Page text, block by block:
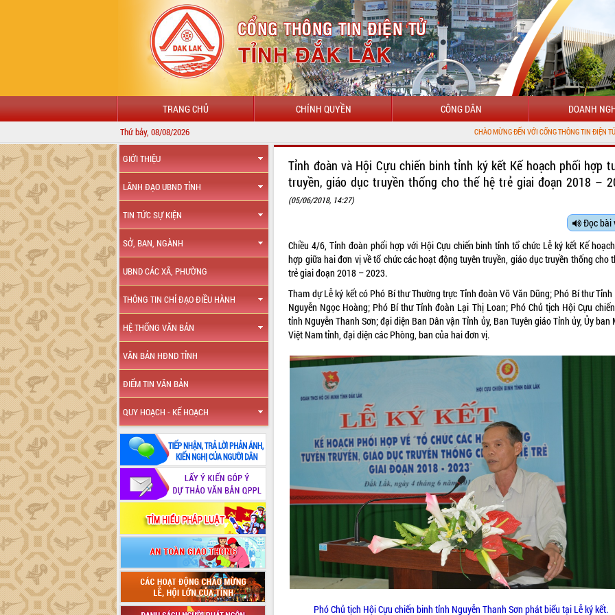
TRANG CHỦ CHÍNH QUYỀN CÔNG DÂN DOANH
Thứ bảy, 08/08/2026 CHÀO MỪNG ĐẾN VỚI CỔNG THÔNG TIN ĐIỆN TỬ TỈNH ĐẮK LẮK
GIỚI THIỆU
LÃNH ĐẠO UBND TỈNH
TIN TỨC SỰ KIỆN
SỞ, BAN, NGÀNH
UBND CÁC XÃ, PHƯỜNG
THÔNG TIN CHỈ ĐẠO ĐIỀU HÀNH
HỆ THỐNG VĂN BẢN
VĂN BẢN HĐND TỈNH
ĐIỂM TIN VĂN BẢN
QUY HOẠCH - KẾ HOẠCH
Tỉnh đoàn và Hội Cựu chiến binh tỉnh ký kết Kế hoạch phối hợp
truyền, giáo dục truyền thống cho thế hệ trẻ giai đoạn 2018 –
(05/06/2018, 14:27)
Đọc bài
Chiều 4/6, Tỉnh đoàn phối hợp với Hội Cựu chiến binh tỉnh tổ chức Lễ ký kết Kế
hợp giữa hai đơn vị về tổ chức các hoạt động tuyên truyền, giáo dục truyền thống cho
trẻ giai đoạn 2018 – 2023.
Tham dự Lễ ký kết có Phó Bí thư Thường trực Tỉnh đoàn Võ Văn Dũng; Phó Bí thư
Nguyễn Ngọc Hoàng; Phó Bí thư Tỉnh đoàn Lại Thị Loan; Phó Chủ tịch Hội Cựu
tỉnh Nguyễn Thanh Sơn; đại diện Ban Dân vận Tỉnh ủy, Ban Tuyên giáo Tỉnh ủy, Ủy ban
Việt Nam tỉnh, đại diện các Phòng, ban của hai đơn vị.
Phó Chủ tịch Hội Cựu chiến binh tỉnh Nguyễn Thanh Sơn phát biểu tại Lễ ký kết.